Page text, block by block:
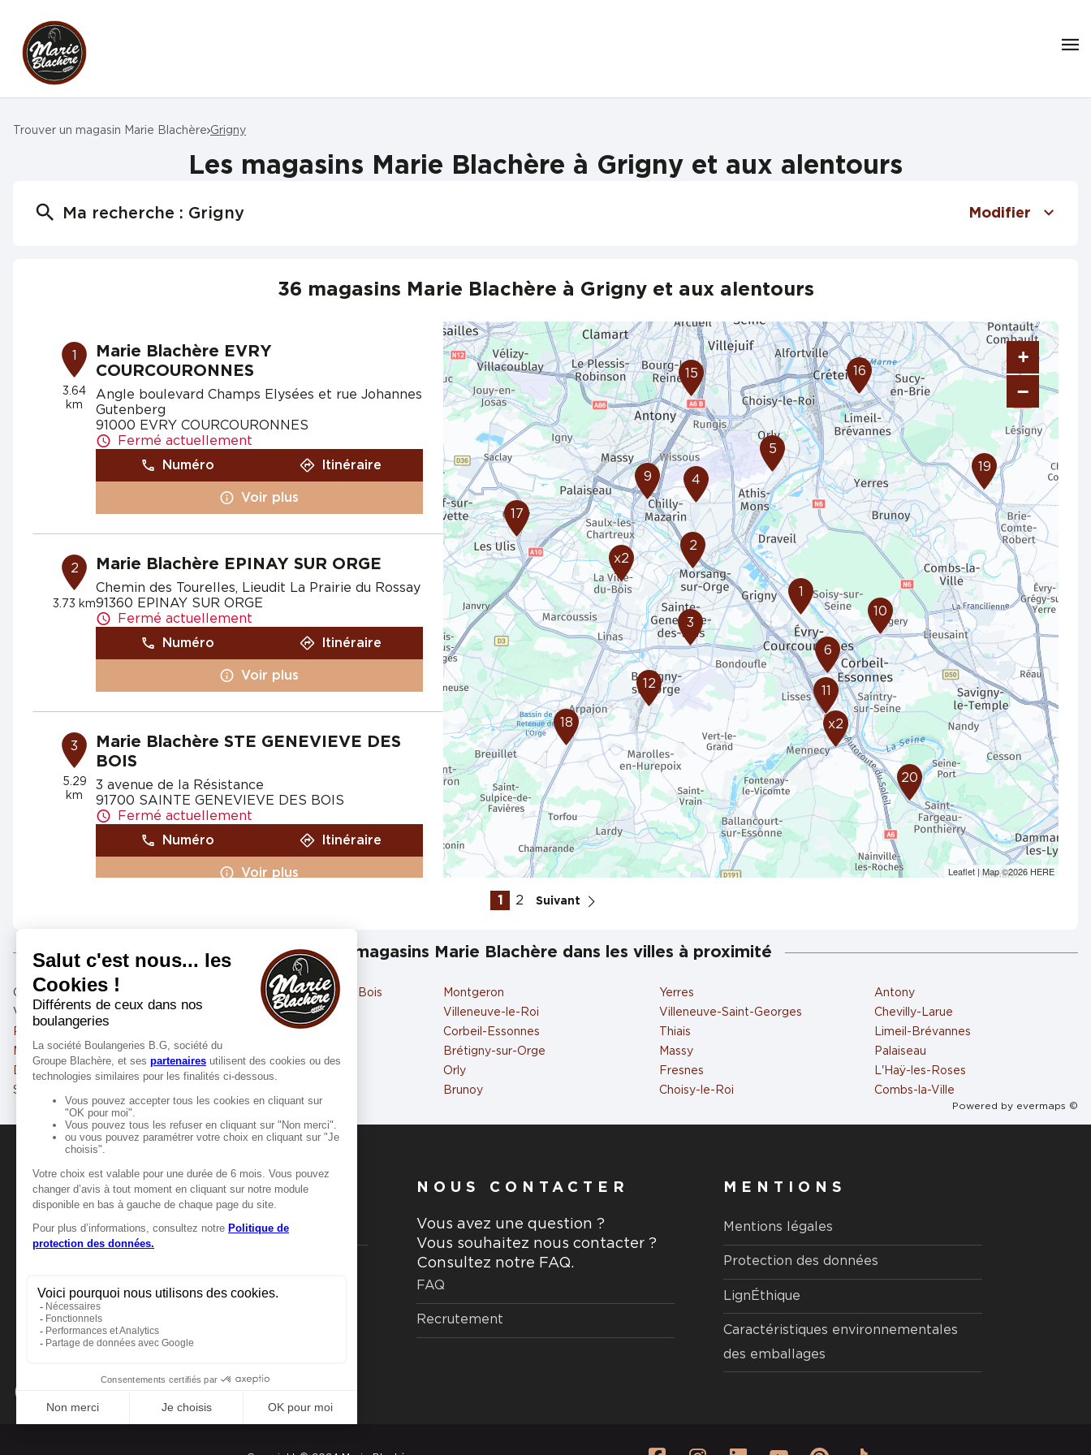
Trouver un magasin Marie Blachère Grigny
Les magasins Marie Blachère à Grigny et aux alentours
Ma recherche : Grigny Modifier
36 magasins Marie Blachère à Grigny et aux alentours
1
3.64
km
Marie Blachère EVRY
COURCOURONNES
Angle boulevard Champs Elysées et rue Johannes
Gutenberg
91000 EVRY COURCOURONNES
Fermé actuellement
Numéro
Itinéraire
Voir plus
2
3.73 km
Marie Blachère EPINAY SUR ORGE
Chemin des Tourelles, Lieudit La Prairie du Rossay
91360 EPINAY SUR ORGE
Fermé actuellement
Numéro
Itinéraire
Voir plus
3
5.29
km
Marie Blachère STE GENEVIEVE DES
BOIS
3 avenue de la Résistance
91700 SAINTE GENEVIEVE DES BOIS
Fermé actuellement
Numéro
Itinéraire
Voir plus
6.13 km
33 avenue Ferdinand de Lesseps
91420 MORANGIS
Fermé actuellement
Itinéraire
5 Marie Blachère ATHIS MONS
Rue Charles Lindbergh
91200 ATHIS MONS
Fermé actuellement
Numéro
Voir plus
6
7.27
km
Marie Blachère CORBEIL ESSONNES
Retail Park Corbeil Epicure - Avenue du 8 mai
1945
91110 CORBEIL ESSONNES
Numéro
Voir plus
17
20
19
16
18
12
15
5
9 4
x2
10
3
2
11
x2
6
1
+
−
Leaflet| Map ©2026HERE
1 2 Suivant
Les magasins Marie Blachère dans les villes à proximité
Grigny
Viry-Châtillon
Ris-Orangis
Morsang-sur-Orge
Draveil
Savigny-sur-Orge
Sainte-Geneviève-des-Bois
Évry-Courcouronnes
Saint-Michel-sur-Orge
Montgeron
Villeneuve-le-Roi
Corbeil-Essonnes
Brétigny-sur-Orge
Orly
Brunoy
Yerres
Villeneuve-Saint-Georges
Thiais
Massy
Fresnes
Choisy-le-Roi
Antony
Chevilly-Larue
Limeil-Brévannes
Palaiseau
L'Haÿ-les-Roses
Combs-la-Ville
Powered by evermaps ©
MANGER-BOUGER
Manger-Bouger.fr
NOUS CONTACTER
Vous avez une question ?
Vous souhaitez nous contacter ?
Consultez notre FAQ.
FAQ
Recrutement
MENTIONS
Mentions légales
Protection des données
LignÉthique
Caractéristiques environnementales
des emballages